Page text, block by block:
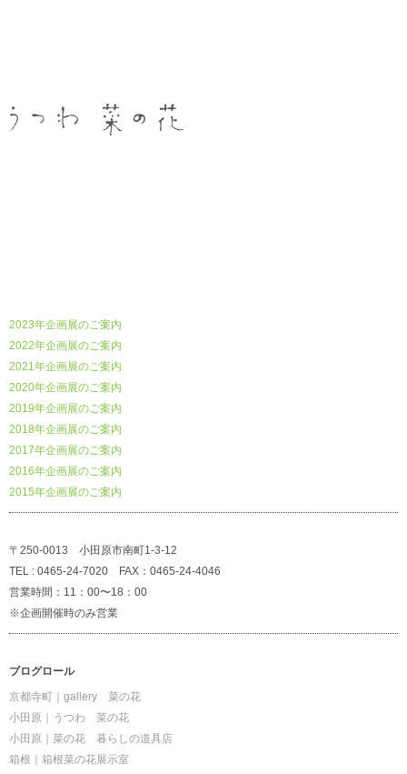
2023年企画展のご案内
2022年企画展のご案内
2021年企画展のご案内
2020年企画展のご案内
2019年企画展のご案内
2018年企画展のご案内
2017年企画展のご案内
2016年企画展のご案内
2015年企画展のご案内
〒250-0013 小田原市南町1-3-12
TEL : 0465-24-7020 FAX：0465-24-4046
営業時間：11：00〜18：00
※企画開催時のみ営業
ブログロール
京都寺町｜gallery 菜の花
小田原｜うつわ 菜の花
小田原｜菜の花 暮らしの道具店
箱根｜箱根菜の花展示室